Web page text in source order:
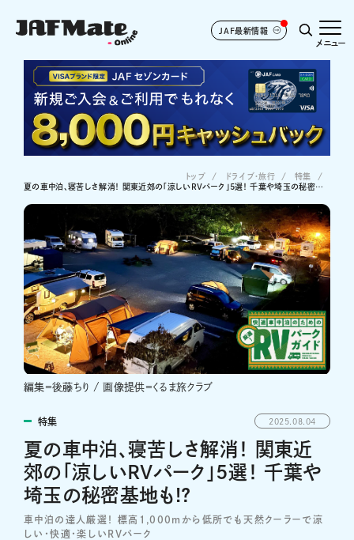
JAF最新情報
メニュー
トップ ドライブ･旅行
特集
夏の車中泊、寝苦しさ解消！ 関東近郊の「涼しいRVパーク」5選！ 千葉や埼玉の秘密基地も!?
編集＝後藤ちり / 画像提供＝くるま旅クラブ
特集 2025.08.04
夏の車中泊、寝苦しさ解消！ 関東近
郊の「涼しいRVパーク」5選！ 千葉や
埼玉の秘密基地も!?
車中泊の達人厳選！ 標高1,000mから低所でも天然クーラーで涼
しい・快適・楽しいRVパーク